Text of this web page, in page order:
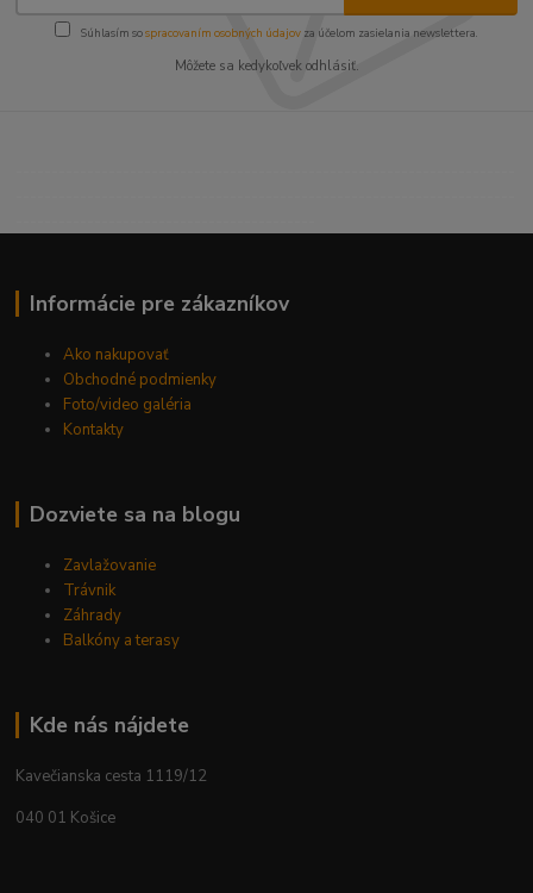
Súhlasím sospracovaním osobných údajov za účelom zasielania newslettera.
Môžete sa kedykoľvek odhlásiť.
Informácie pre zákazníkov
Ako nakupovať
Obchodné podmienky
Foto/video galéria
Kontakty
Dozviete sa na blogu
Zavlažovanie
Trávnik
Záhrady
Balkóny a terasy
Kde nás nájdete
Kavečianska cesta 1119/12
040 01 Košice